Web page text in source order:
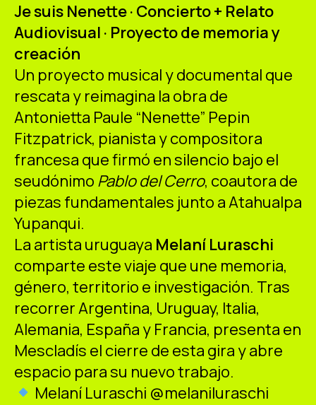
Je suis Nenette · Concierto + Relato
Audiovisual · Proyecto de memoria y
creación
Un proyecto musical y documental que
rescata y reimagina la obra de
Antonietta Paule “Nenette” Pepin
Fitzpatrick, pianista y compositora
francesa que firmó en silencio bajo el
seudónimo Pablo del Cerro, coautora de
piezas fundamentales junto a Atahualpa
Yupanqui.
La artista uruguaya Melaní Luraschi
comparte este viaje que une memoria,
género, territorio e investigación. Tras
recorrer Argentina, Uruguay, Italia,
Alemania, España y Francia, presenta en
Mescladís el cierre de esta gira y abre
espacio para su nuevo trabajo.
Melaní Luraschi @melaniluraschi